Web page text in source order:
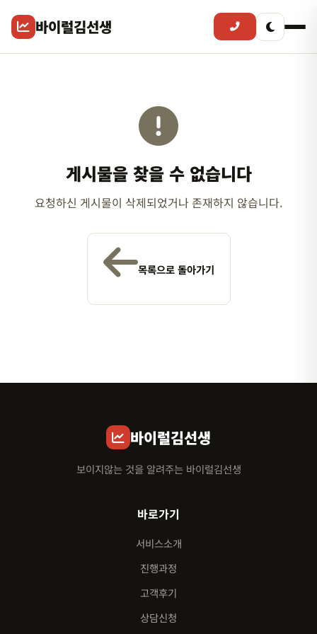
바이럴김선생
게시물을 찾을 수 없습니다
요청하신 게시물이 삭제되었거나 존재하지 않습니다.
목록으로 돌아가기
바이럴김선생
보이지않는 것을 알려주는 바이럴김선생
바로가기
서비스소개
진행과정
고객후기
상담신청